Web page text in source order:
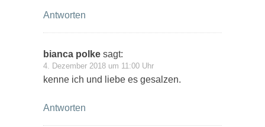
Antworten
bianca polke sagt:
4. Dezember 2018 um 11:00 Uhr
kenne ich und liebe es gesalzen.
Antworten